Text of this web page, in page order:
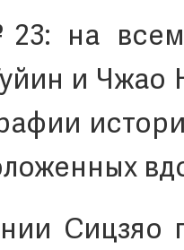
на всем
и Чжао
Сицзяо